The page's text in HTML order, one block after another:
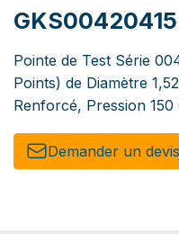
Pointe de Test Série
Points) de Diamètre
Renforcé, Pression 150
Demander un de​​vis​​